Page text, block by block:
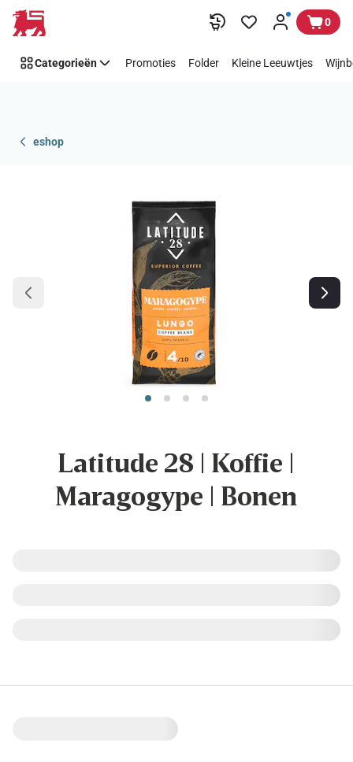
Overslaan 0
Categorieën Promoties Folder Kleine Leeuwtjes
eshop
Latitude 28 | Koffie |
Maragogype | Bonen